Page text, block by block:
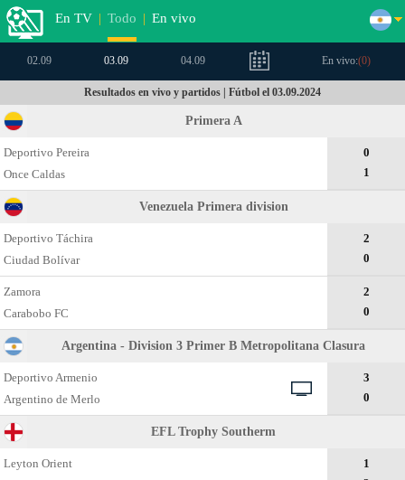
En TV | Todo | En vivo
02.09 03.09 04.09 En vivo:(0)
Resultados en vivo y partidos | Fútbol el 03.09.2024
Primera A
Deportivo Pereira
Once Caldas
0
1
Venezuela Primera division
Deportivo Táchira
Ciudad Bolívar
2
0
Zamora
Carabobo FC
2
0
Argentina - Division 3 Primer B Metropolitana Clasura
Deportivo Armenio
Argentino de Merlo
3
0
EFL Trophy Southerm
Leyton Orient
1